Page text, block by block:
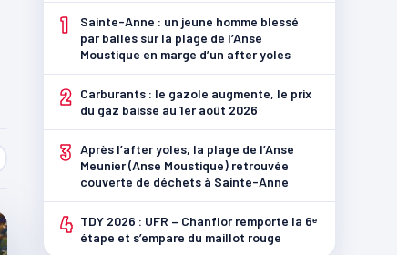
1
Sainte-Anne : un jeune homme blessé
par balles sur la plage de l’Anse
Moustique en marge d’un after yoles
2
Carburants : le gazole augmente, le prix
du gaz baisse au 1er août 2026
3 Après l’after yoles, la plage de l’Anse
Meunier (Anse Moustique) retrouvée
couverte de déchets à Sainte-Anne
4 TDY 2026 : UFR – Chanflor remporte la 6ᵉ
étape et s’empare du maillot rouge